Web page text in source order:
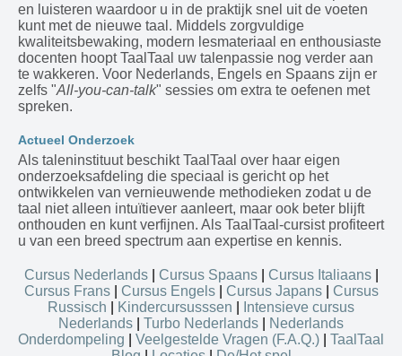
en luisteren waardoor u in de praktijk snel uit de voeten
kunt met de nieuwe taal. Middels zorgvuldige
kwaliteitsbewaking, modern lesmateriaal en enthousiaste
docenten hoopt TaalTaal uw talenpassie nog verder aan
te wakkeren. Voor Nederlands, Engels en Spaans zijn er
zelfs "All-you-can-talk" sessies om extra te oefenen met
spreken.
Actueel Onderzoek
Als taleninstituut beschikt TaalTaal over haar eigen
onderzoeksafdeling die speciaal is gericht op het
ontwikkelen van vernieuwende methodieken zodat u de
taal niet alleen intuïtiever aanleert, maar ook beter blijft
onthouden en kunt verfijnen. Als TaalTaal-cursist profiteert
u van een breed spectrum aan expertise en kennis.
Cursus Nederlands| Cursus Spaans| Cursus Italiaans|
Cursus Frans| Cursus Engels| Cursus Japans| Cursus
Russisch
Kindercursusssen
Intensieve cursus
Nederlands
Turbo Nederlands
Nederlands
Onderdompeling
Veelgestelde Vragen (F.A.Q.)
TaalTaal